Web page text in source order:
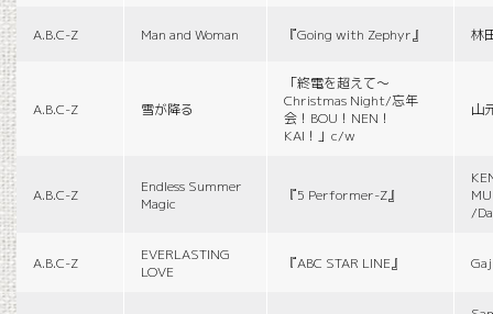
A.B.C-Z Man and Woman 『Going with Zephyr』 林
A.B.C-Z 雪が降る
「終電を超えて～
Christmas Night/忘年
会！BOU！NEN！
KAI！」c/w
山
A.B.C-Z
Endless Summer
Magic
『5 Performer-Z』
/
A.B.C-Z
EVERLASTING
LOVE
『ABC STAR LINE』